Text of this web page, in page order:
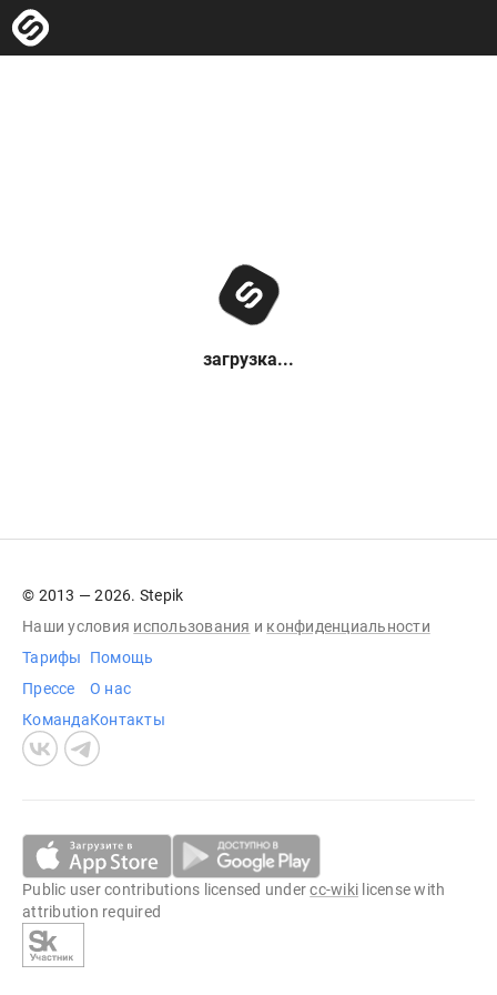
загрузка...
© 2013 — 2026. Stepik
Наши условия использования и конфиденциальности
Тарифы
Прессе
Команда
Помощь
О нас
Контакты
Public user contributions licensed undercc-wiki license with
attribution required